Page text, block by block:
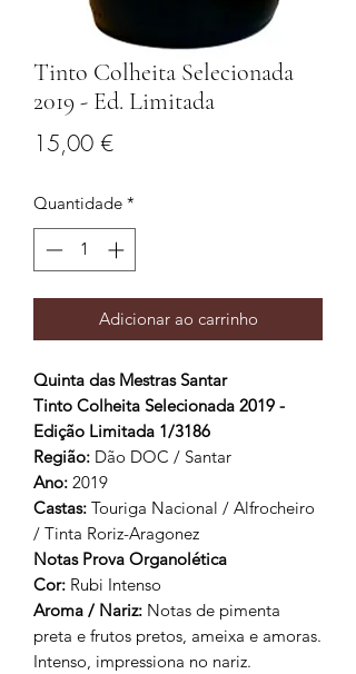
Tinto Colheita Selecionada
2019 - Ed. Limitada
15,00 €Preço
Quantidade *
Adicionar ao carrinho
Quinta das Mestras Santar
Tinto Colheita Selecionada 2019 -
Edição Limitada 1/3186
Região: Dão DOC / Santar
Ano: 2019
Castas: Touriga Nacional / Alfrocheiro
/ Tinta Roriz-Aragonez
Notas Prova Organolética
Cor: Rubi Intenso
Aroma / Nariz: Notas de pimenta
preta e frutos pretos, ameixa e amoras.
Intenso, impressiona no nariz.